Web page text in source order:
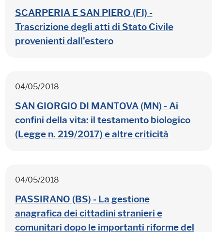
SCARPERIA E SAN PIERO (FI) -
Trascrizione degli atti di Stato Civile
provenienti dall'estero
04/05/2018
SAN GIORGIO DI MANTOVA (MN) - Ai
confini della vita: il testamento biologico
(Legge n. 219/2017) e altre criticità
04/05/2018
PASSIRANO (BS) - La gestione
anagrafica dei cittadini stranieri e
comunitari dopo le importanti riforme del